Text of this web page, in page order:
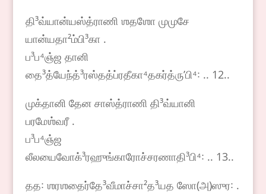
தி³வ்யான்யஸ்த்ராணி ஶதஶோ முமுசே
யான்யதா²ம்பி³கா .
ப³ப⁴ஞ்ஜ தானி
தை³த்யேந்த்³ரஸ்தத்ப்ரதீகா⁴தகர்த்ருʼபி⁴꞉ .. 12..
முக்தானி தேன சாஸ்த்ராணி தி³வ்யானி
பரமேஶ்வரீ .
ப³ப⁴ஞ்ஜ
லீலயைவோக்³ரஹுங்காரோச்சரணாதி³பி⁴꞉ .. 13..
தத꞉ ஶரஶதைர்தே³வீமாச்சா²த³யத ஸோ(அ)ஸுர꞉ .